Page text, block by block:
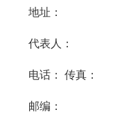
地址：
代表人：
电话： 传真：
邮编：